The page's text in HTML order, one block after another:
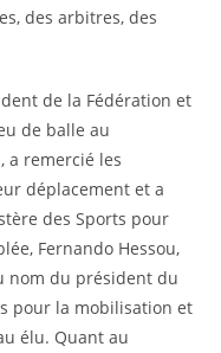
des arbitres, des
de la Fédération et
de balle au
a remercié les
déplacement et a
des Sports pour
Fernando Hessou,
nom du président du
pour la mobilisation et
élu. Quant au